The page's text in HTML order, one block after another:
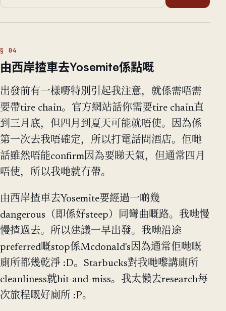
由西岸揸車去Yosemite係點嘅
出發前有一樣嘢特別引起我注意，就係需唔需
要帶tire chain。官方網站話你需要tire chain直
到三月底，但四月到夏天可能就唔使。因為係
第一次去我唔確定，所以打電話問酒店。佢哋
話雖然唔能confirm因為要睇天氣，但通常四月
唔使，所以我哋就冇帶。
由西岸揸車去Yosemite要經過一啲幾
dangerous（即係好steep）同彎曲嘅路。我哋慢
慢揸過去。所以建議一早出發。我哋沿途
preferred嘅stop係Mcdonald's因為通常佢哋嘅
廁所都幾乾淨 :D。Starbucks對我哋嚟講廁所
cleanliness就hit-and-miss。我太懶去research每
次旅程嘅好廁所 :P。